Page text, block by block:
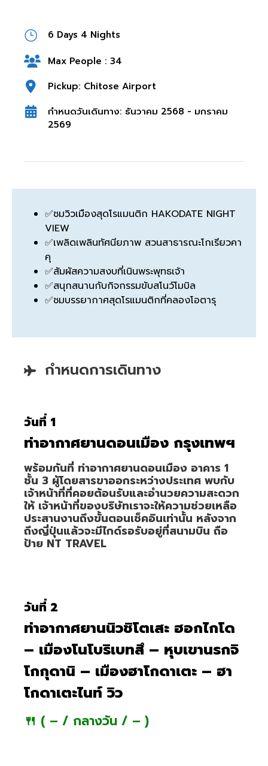
6 Days 4 Nights
Max People : 34
Pickup: Chitose Airport
กำหนดวันเดินทาง: ธันวาคม 2568 - มกราคม
2569
✅ชมวิวเมืองสุดโรแมนติก HAKODATE NIGHT
VIEW
✅เพลิดเพลินทัศนียภาพ สวนสาธารณะโกเรียวคา
คุ
✅สัมผัสความสงบที่เนินพระพุทธเจ้า
✅สนุกสนานกับกิจกรรมขับสโนว์โมบิล
✅ชมบรรยากาศสุดโรแมนติกที่คลองโอตารุ
กำหนดการเดินทาง
วันที่ 1
ท่าอากาศยานดอนเมือง กรุงเทพฯ
พร้อมกันที่ ท่าอากาศยานดอนเมือง อาคาร 1
ชั้น 3 ผู้โดยสารขาออกระหว่างประเทศ พบกับ
เจ้าหน้าที่ที่คอยต้อนรับและอำนวยความสะดวก
ให้ เจ้าหน้าที่ของบริษัทเราจะให้ความช่วยเหลือ
ประสานงานถึงขั้นตอนเช็คอินเท่านั้น หลังจาก
ถึงญี่ปุ่นแล้วจะมีไกด์รอรับอยู่ที่สนามบิน ถือ
ป้าย NT TRAVEL
วันที่ 2
ท่าอากาศยานนิวชิโตเสะ ฮอกไกโด
– เมืองโนโบริเบทสึ – หุบเขานรกจิ
โกกุดานิ – เมืองฮาโกดาเตะ – ฮา
โกดาเตะไนท์ วิว
🍴 ( – / กลางวัน / – )